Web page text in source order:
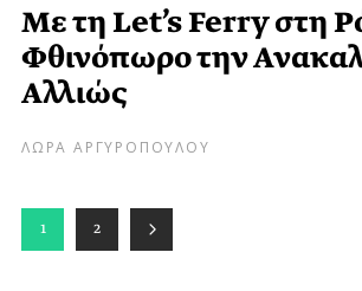
Με τη Let’s Ferry στη
Φθινόπωρο την
Αλλιώς
ΛΩΡΑ ΑΡΓΥΡΟΠΟΥΛΟΥ
1 2